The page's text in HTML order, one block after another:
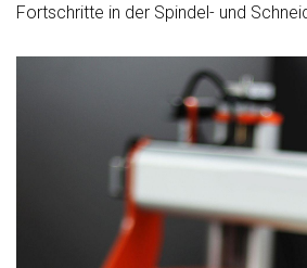
Fortschritte in der Spindel- und